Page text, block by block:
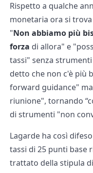
Rispetto a qualche
monetaria ora si
"Non abbiamo più
forza di allora" e
tassi" senza
detto che non c'è più
forward guidance"
riunione", tornando
di strumenti "non
Lagarde ha così
tassi di 25 punti base
trattato della stipula